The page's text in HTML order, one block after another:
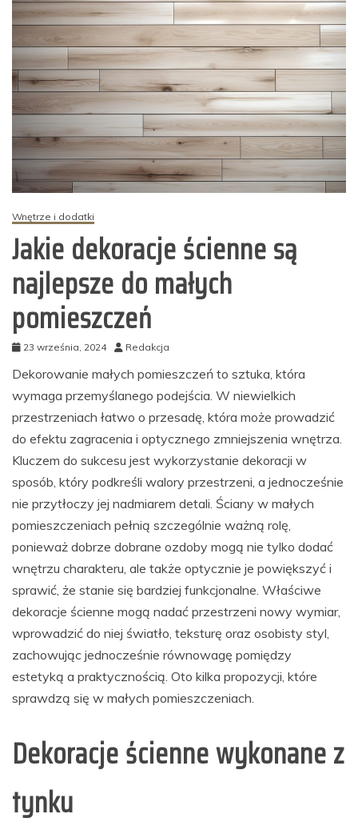
Wnętrze i dodatki
Jakie dekoracje ścienne są
najlepsze do małych
pomieszczeń
23 września, 2024 Redakcja
Dekorowanie małych pomieszczeń to sztuka, która
wymaga przemyślanego podejścia. W niewielkich
przestrzeniach łatwo o przesadę, która może prowadzić
do efektu zagracenia i optycznego zmniejszenia wnętrza.
Kluczem do sukcesu jest wykorzystanie dekoracji w
sposób, który podkreśli walory przestrzeni, a jednocześnie
nie przytłoczy jej nadmiarem detali. Ściany w małych
pomieszczeniach pełnią szczególnie ważną rolę,
ponieważ dobrze dobrane ozdoby mogą nie tylko dodać
wnętrzu charakteru, ale także optycznie je powiększyć i
sprawić, że stanie się bardziej funkcjonalne. Właściwe
dekoracje ścienne mogą nadać przestrzeni nowy wymiar,
wprowadzić do niej światło, teksturę oraz osobisty styl,
zachowując jednocześnie równowagę pomiędzy
estetyką a praktycznością. Oto kilka propozycji, które
sprawdzą się w małych pomieszczeniach.
Dekoracje ścienne wykonane z
tynku